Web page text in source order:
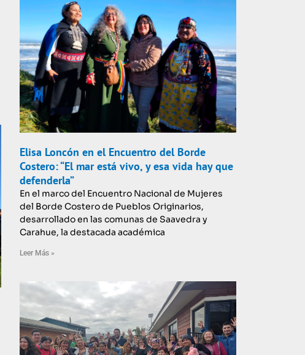
Elisa Loncón en el Encuentro del Borde
Costero: “El mar está vivo, y esa vida hay que
defenderla”
En el marco del Encuentro Nacional de Mujeres
del Borde Costero de Pueblos Originarios,
desarrollado en las comunas de Saavedra y
Carahue, la destacada académica
Leer Más »